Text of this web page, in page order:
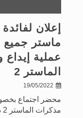
إعلان
ماستر
عملية
الماستر 2
19/05/2022
محضر اجتماع
مذكرات الماستر 2 دليل اعداد المذكرة 2022…